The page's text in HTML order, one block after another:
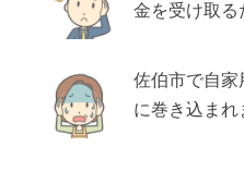
金を受け取る
佐伯市で自家
に巻き込まれ